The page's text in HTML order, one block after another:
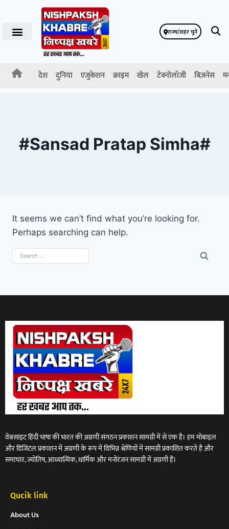
राज्य/शहर चुनें
देश दुनिया एजुकेशन क्राइम खेल टेक्नोलॉजी बिज़नेस
#Sansad Pratap Simha#
It seems we can’t find what you’re looking for.
Perhaps searching can help.
वेबसाइट हिंदी भाषा की भारत की अग्रणी संगठन प्रकाशन सामग्री में से एक है। हम मोबाइल
और डिजिटल प्रकाशन में अग्रणी के रूप में विभिन्न श्रेणियों में सामग्री प्रकाशित करते है और
समाचार, ज्योतिष, आध्यात्मिक, धार्मिक और मनोरंजन सामग्री में अग्रणी हैं।
Qucik link
About Us